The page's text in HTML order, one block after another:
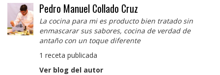
Pedro Manuel Collado Cruz
La cocina para mi es producto bien tratado sin
enmascarar sus sabores, cocina de verdad de
antaño con un toque diferente
1 receta publicada
Ver blog del autor